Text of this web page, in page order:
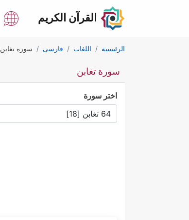
القرآن الكريم
الرئيسية اللغات فارسى سورة تغابن
سورة تغابن
اختر سورة